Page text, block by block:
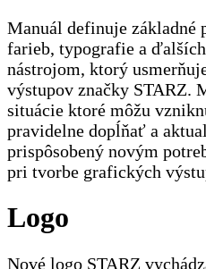
Manuál definuje základné
farieb, typografie a
nástrojom, ktorý
výstupov značky STARZ.
situácie ktoré môžu
pravidelne dopĺňať a
prispôsobený novým
pri tvorbe grafických
Logo
Nové logo STARZ